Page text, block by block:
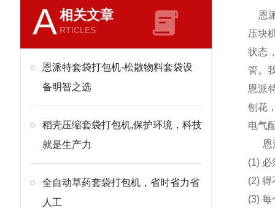
A相关文章
RTICLES
恩派特套袋打包机-松散物料套袋设
备明智之选
稻壳压缩套袋打包机,保护环境，科技
就是生产力
全自动草药套袋打包机，省时省力省
人工
恩
压块
状态
管。
恩派
刨花
电气
恩
(1)
(2)
(3)